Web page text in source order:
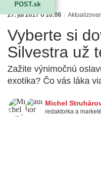
POST.sk
27. júl 2017 o 10:06
Vyberte si
Silvestra už
Zažite výnimočnú
exotika? Čo vás láka
Michel
redaktorka a